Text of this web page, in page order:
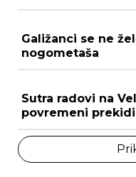
Galižanci se ne
nogometaša
Sutra radovi na
povremeni